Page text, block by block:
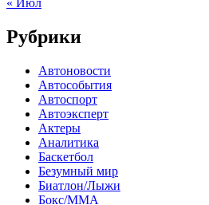
Рубрики
Автоновости
Автособытия
Автоспорт
Автоэксперт
Актеры
Аналитика
Баскетбол
Безумный мир
Биатлон/Лыжи
Бокс/MMA